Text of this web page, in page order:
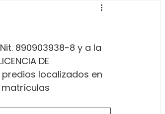
890903938-8 y a la
DE
predios localizados en
matrículas